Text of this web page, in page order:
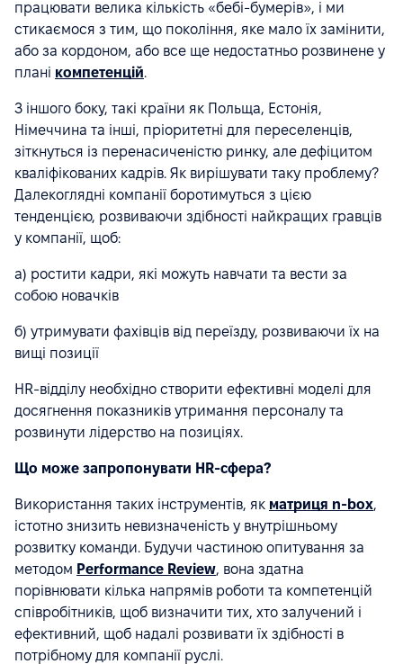
працювати велика кількість «бебі-бумерів», і ми
стикаємося з тим, що покоління, яке мало їх замінити,
або за кордоном, або все ще недостатньо розвинене у
плані компетенцій.
З іншого боку, такі країни як Польща, Естонія,
Німеччина та інші, пріоритетні для переселенців,
зіткнуться із перенасиченістю ринку, але дефіцитом
кваліфікованих кадрів. Як вирішувати таку проблему?
Далекоглядні компанії боротимуться з цією
тенденцією, розвиваючи здібності найкращих гравців
у компанії, щоб:
а) ростити кадри, які можуть навчати та вести за
собою новачків
б) утримувати фахівців від переїзду, розвиваючи їх на
вищі позиції
HR-відділу необхідно створити ефективні моделі для
досягнення показників утримання персоналу та
розвинути лідерство на позиціях.
Що може запропонувати HR-сфера?
Використання таких інструментів, як матриця n-box,
істотно знизить невизначеність у внутрішньому
розвитку команди. Будучи частиною опитування за
методом Performance Review, вона здатна
порівнювати кілька напрямів роботи та компетенцій
співробітників, щоб визначити тих, хто залучений і
ефективний, щоб надалі розвивати їх здібності в
потрібному для компанії руслі.